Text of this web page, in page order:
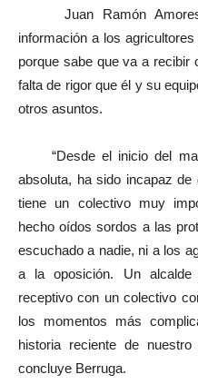
Juan Ramón Amores
información a los
porque sabe que va a
falta de rigor que él y su
otros asuntos.
“Desde el inicio del
absoluta, ha sido incapaz
tiene un colectivo muy
hecho oídos sordos a las
escuchado a nadie, ni a los
a la oposición. Un
receptivo con un colectivo
los momentos más
historia reciente de
concluye Berruga.